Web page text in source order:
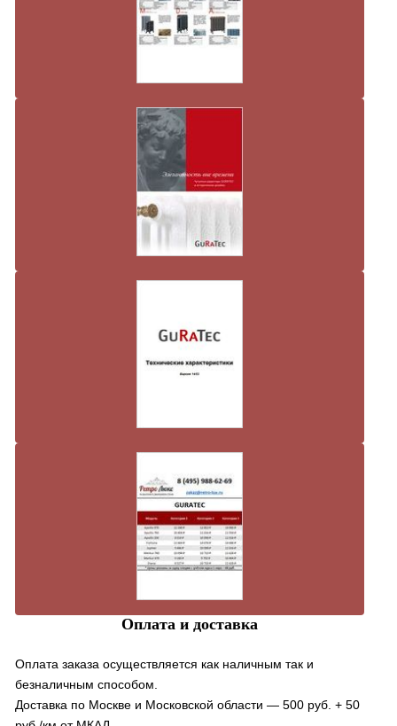
Оплата и доставка
Оплата заказа осуществляется как наличным так и
безналичным способом.
Доставка по Москве и Московской области — 500 руб. + 50